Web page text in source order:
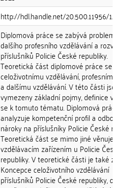
http://hdl.handle.net/20.500.11956/
Diplomová práce se zabývá
dalšího profesního vzdělávání a
příslušníků Policie České republiky.
Teoretická část diplomové práce se
celoživotnímu vzdělávání, profesnímu
a dalšímu vzdělávání. V této části
vymezeny základní pojmy, definice
se k tomuto tématu. Diplomová
analyzuje kompetenční profil a
nároky na příslušníky Policie České
Teoretická část se mimo jiné věnuje
vzdělávacím zařízením u Policie
republiky. V teoretické části je také
Koncepce celoživotního vzdělávání
příslušníků Policie České republiky,